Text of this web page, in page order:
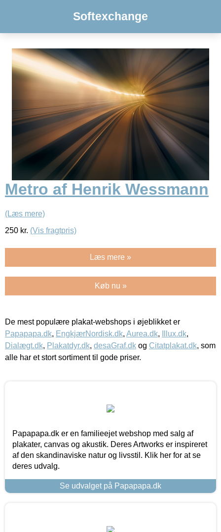
Softexchange
Metro af Henrik Wessmann
(Læs mere)
250 kr. (Vis fragtpris)
Læs mere »
Køb nu »
De mest populære plakat-webshops i øjeblikket er
Papapapa.dk, EngkjærNordisk.dk, Aurea.dk, Illux.dk,
Dialægt.dk, Plakatdyr.dk, desaGraf.dk og Citatplakat.dk, som
alle har et stort sortiment til gode priser.
Papapapa.dk er en familieejet webshop med salg af
plakater, canvas og akustik. Deres Artworks er inspireret
af den skandinaviske natur og livsstil. Klik her for at se
deres udvalg.
Se udvalget på Papapapa.dk